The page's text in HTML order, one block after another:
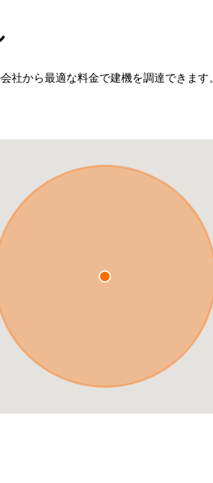
から最適な料金で建機を調達できます。